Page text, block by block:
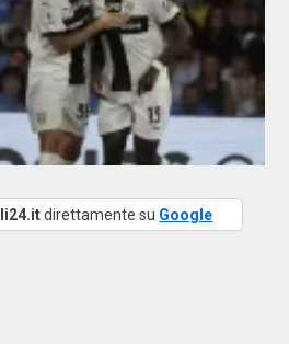
direttamente su Google